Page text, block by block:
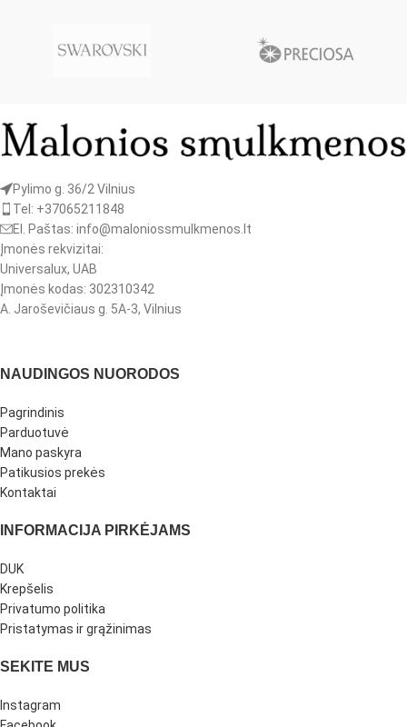
Pylimo g. 36/2 Vilnius
Tel: +37065211848
El. Paštas: info@maloniossmulkmenos.lt
Įmonės rekvizitai:
Universalux, UAB
Įmonės kodas: 302310342
A. Jaroševičiaus g. 5A-3, Vilnius
NAUDINGOS NUORODOS
Pagrindinis
Parduotuvė
Mano paskyra
Patikusios prekės
Kontaktai
INFORMACIJA PIRKĖJAMS
DUK
Krepšelis
Privatumo politika
Pristatymas ir grąžinimas
SEKITE MUS
Instagram